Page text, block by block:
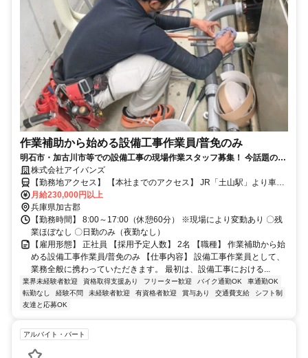
作業補助から始める設備工事作業員/普免のみ
明石市・加古川市等での設備工事の現場作業スタッフ募集！ 今話題の
「ブルーカラー」のお仕事！未経験から手に職を付けるチャンス！
株式会社アイバンズ
【勤務地アクセス】 【本社までのアクセス】 JR「土山駅」より車11
分 〇車・マイカー通勤可（無料駐車場あり）
月給230,000円以上
兵庫県加古郡
【勤務時間】 8:00～17:00（休憩60分） ※現場により変動あり 〇残
業ほぼなし 〇日勤のみ（夜勤なし）
【雇用形態】 正社員 【採用予定人数】 2名 【職種】 作業補助から始
める設備工事作業員/普免のみ 【仕事内容】 設備工事作業員として、
業務全般に携わっていただきます。 最初は、設備工事における...
業界未経験者歓迎 資格取得支援あり フリーター歓迎 バイク通勤OK
車通勤OK
転勤なし
経験不問 未経験者歓迎 有資格者歓迎 賞与あり 交通費支給
シフト制
友達と応募OK
アルバイト・パート